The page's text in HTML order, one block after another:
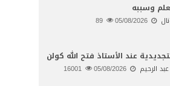
وسببه
05/08/2026
عند الأستاذ فتح الله كولن
الرحيم 05/08/2026